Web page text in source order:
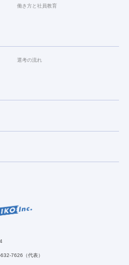
働き方と社員教育
選考の流れ
7626（代表）